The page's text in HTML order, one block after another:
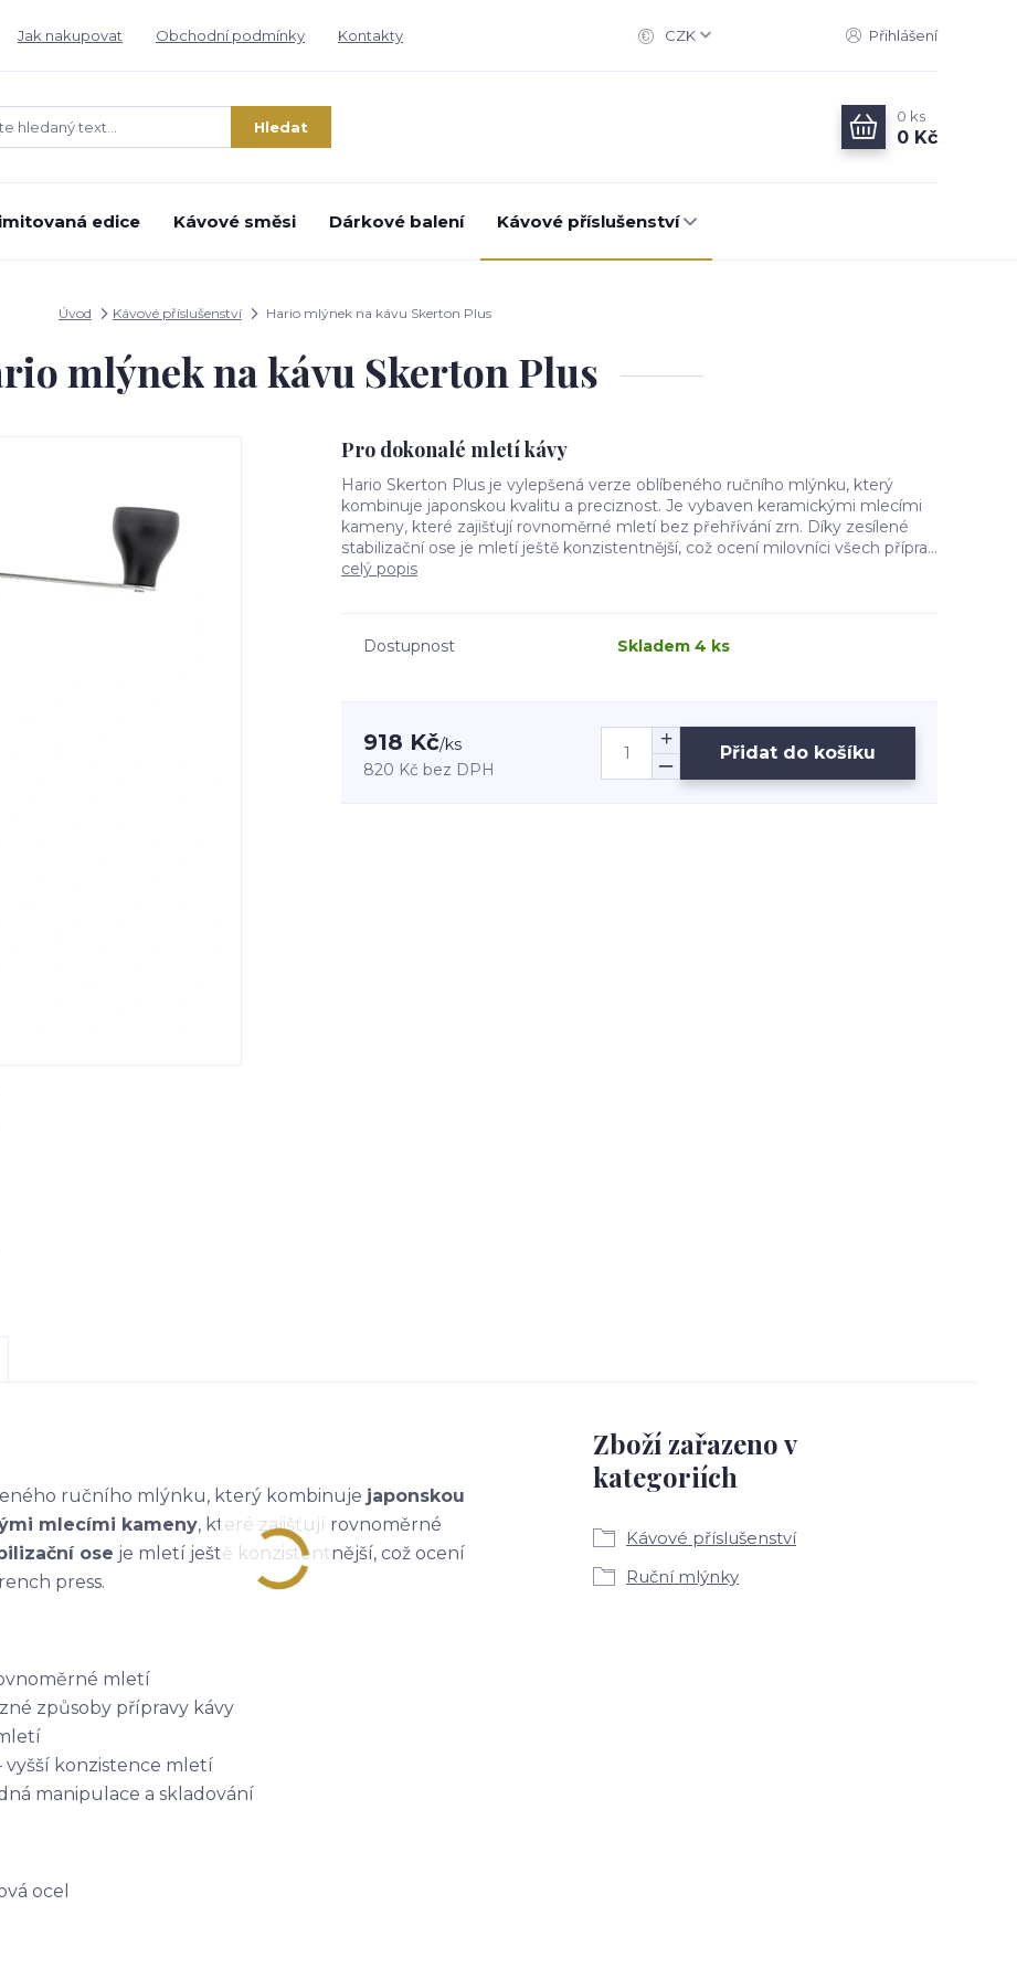
Jak nakupovat Obchodní podmínky Kontakty CZK Přihlášení
Hledat
0 ks
0 Kč
edice Kávové směsi Dárkové balení Kávové příslušenství
Úvod Kávové příslušenství Hario mlýnek na kávu Skerton Plus
mlýnek na kávu Skerton Plus
Pro dokonalé mletí kávy
Hario Skerton Plus je vylepšená verze oblíbeného ručního mlýnku, který
kombinuje japonskou kvalitu a preciznost. Je vybaven keramickými mlecími
kameny, které zajišťují rovnoměrné mletí bez přehřívání zrn. Díky zesílené
stabilizační ose je mletí ještě konzistentnější, což ocení milovníci všech přípra...
celý popis
Dostupnost Skladem 4 ks
918 Kč/ks
820 Kč bez DPH
Přidat do košíku
ručního mlýnku, který kombinuje japonskou
mlecími kameny, které zajišťují rovnoměrné
ose je mletí ještě konzistentnější, což ocení
press.
mletí
způsoby přípravy kávy
vyšší konzistence mletí
manipulace a skladování
ocel
Zboží zařazeno v
kategoriích
Kávové příslušenství
Ruční mlýnky